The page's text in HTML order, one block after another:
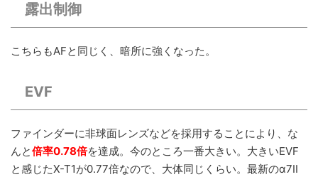
露出制御
こちらもAFと同じく、暗所に強くなった。
EVF
ファインダーに非球面レンズなどを採用することにより、な
んと倍率0.78倍を達成。今のところ一番大きい。大きいEVF
と感じたX-T1が0.77倍なので、大体同じくらい。最新のα7II